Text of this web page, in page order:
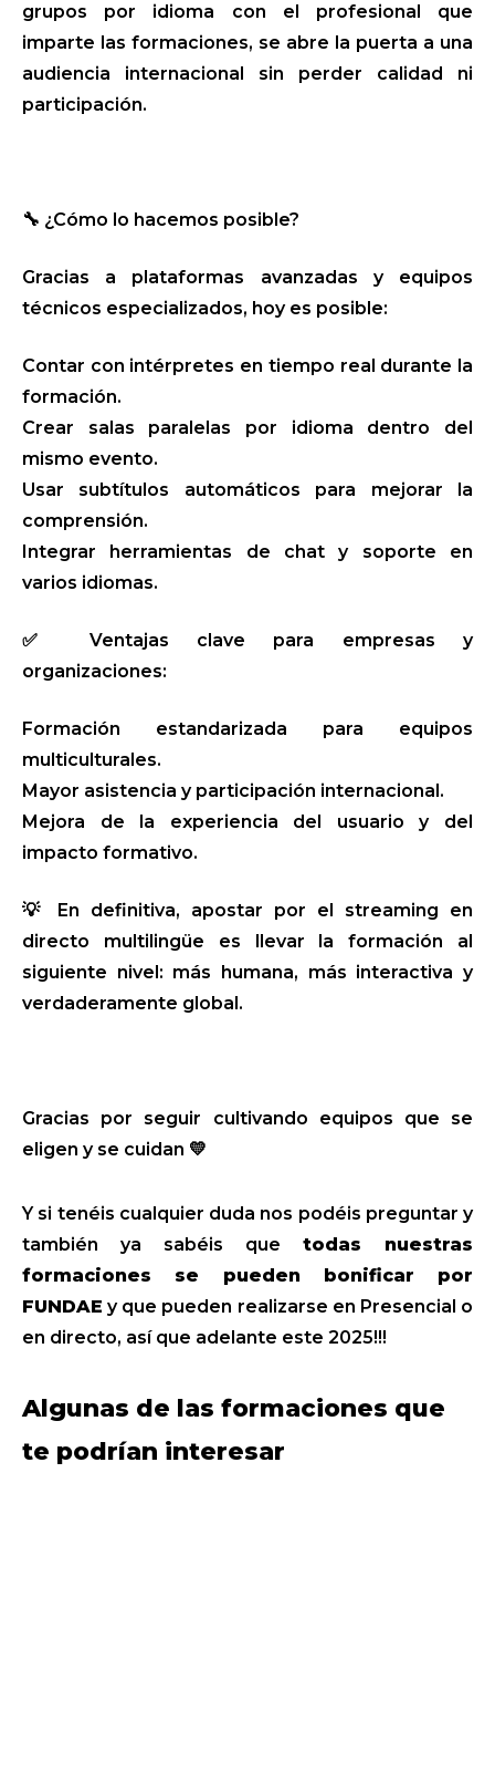
grupos por idioma con el profesional que
imparte las formaciones, se abre la puerta a una
audiencia internacional sin perder calidad ni
participación.
🔧 ¿Cómo lo hacemos posible?
Gracias a plataformas avanzadas y equipos
técnicos especializados, hoy es posible:
Contar con intérpretes en tiempo real durante la
formación.
Crear salas paralelas por idioma dentro del
mismo evento.
Usar subtítulos automáticos para mejorar la
comprensión.
Integrar herramientas de chat y soporte en
varios idiomas.
✅ Ventajas clave para empresas y
organizaciones:
Formación estandarizada para equipos
multiculturales.
Mayor asistencia y participación internacional.
Mejora de la experiencia del usuario y del
impacto formativo.
💡 En definitiva, apostar por el streaming en
directo multilingüe es llevar la formación al
siguiente nivel: más humana, más interactiva y
verdaderamente global.
Gracias por seguir cultivando equipos que se
eligen y se cuidan 💛
Y si tenéis cualquier duda nos podéis preguntar y
también ya sabéis que todas nuestras
formaciones se pueden bonificar por
FUNDAE y que pueden realizarse en Presencial o
en directo, así que adelante este 2025!!!
Algunas de las formaciones que
te podrían interesar